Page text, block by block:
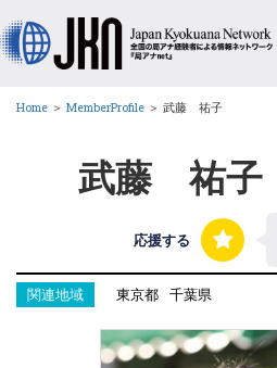
Home ＞ MemberProfile ＞ 武藤 祐子
武藤 祐子
応援する
関連地域 東京都 千葉県